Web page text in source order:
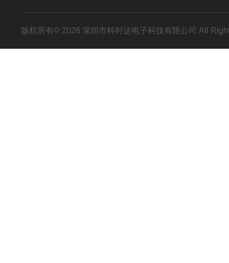
版权所有© 2026 深圳市科时达电子科技有限公司 All